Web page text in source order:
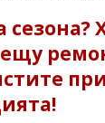
сезона?
при